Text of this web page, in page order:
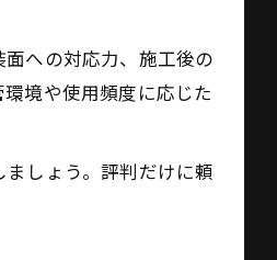
への対応力、施工後の
境や使用頻度に応じた
しょう。評判だけに頼